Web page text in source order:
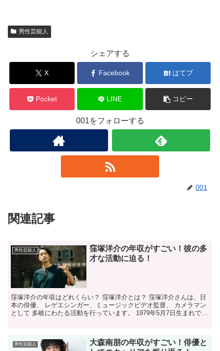
男性芸能人
シェアする
X Facebook はてブ
Pocket LINE コピー
001をフォローする
001
関連記事
男性芸能人
窪塚洋介の年収がすごい！彼の多
才な活動に迫る！
窪塚洋介の年収はどれくらい？ 窪塚洋介とは？ 窪塚洋介さんは、日
本の俳優、 レゲエシンガー、ミュージックビデオ監督、 カメラマン
として 多岐にわたる活動を行っています。 1979年5月7日生まれで、
男性芸能人
大森南朋の年収がすごい！俳優と